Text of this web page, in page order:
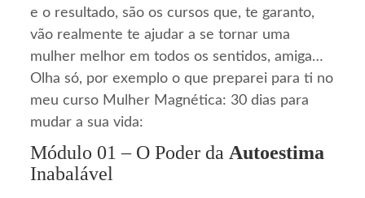
e o resultado, são os cursos que, te garanto,
vão realmente te ajudar a se tornar uma
mulher melhor em todos os sentidos, amiga…
Olha só, por exemplo o que preparei para ti no
meu curso Mulher Magnética: 30 dias para
mudar a sua vida:
Módulo 01 – O Poder daAutoestima
Inabalável